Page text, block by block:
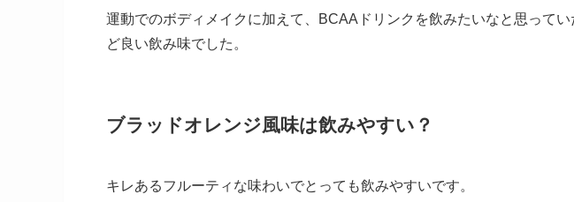
運動でのボディメイクに加えて、BCAAドリンクを飲みたいなと思って
ど良い飲み味でした。
ブラッドオレンジ風味は飲みやすい？
キレあるフルーティな味わいでとっても飲みやすいです。